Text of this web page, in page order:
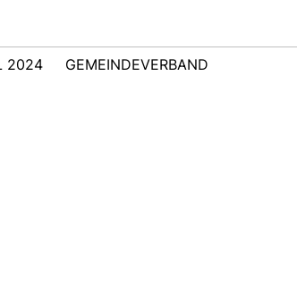
2024
GEMEINDEVERBAND